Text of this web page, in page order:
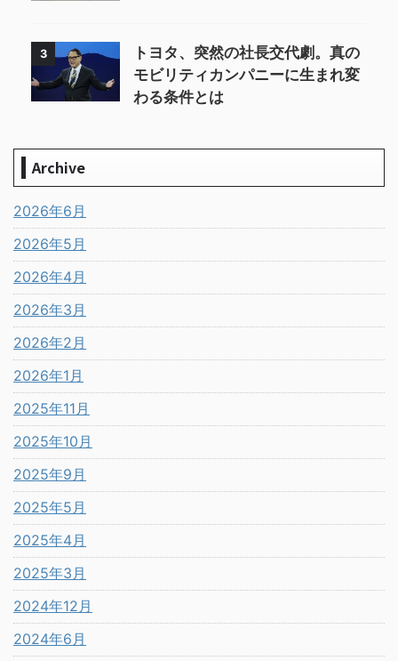
3
トヨタ、突然の社長交代劇。真の
モビリティカンパニーに生まれ変
わる条件とは
Archive
2026年6月
2026年5月
2026年4月
2026年3月
2026年2月
2026年1月
2025年11月
2025年10月
2025年9月
2025年5月
2025年4月
2025年3月
2024年12月
2024年6月